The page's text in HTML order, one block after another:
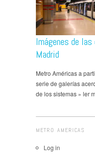
Imágenes de
Madrid
Metro Américas a
serie de galerías
de los sistemas » ler
METRO AMERICAS
Log in